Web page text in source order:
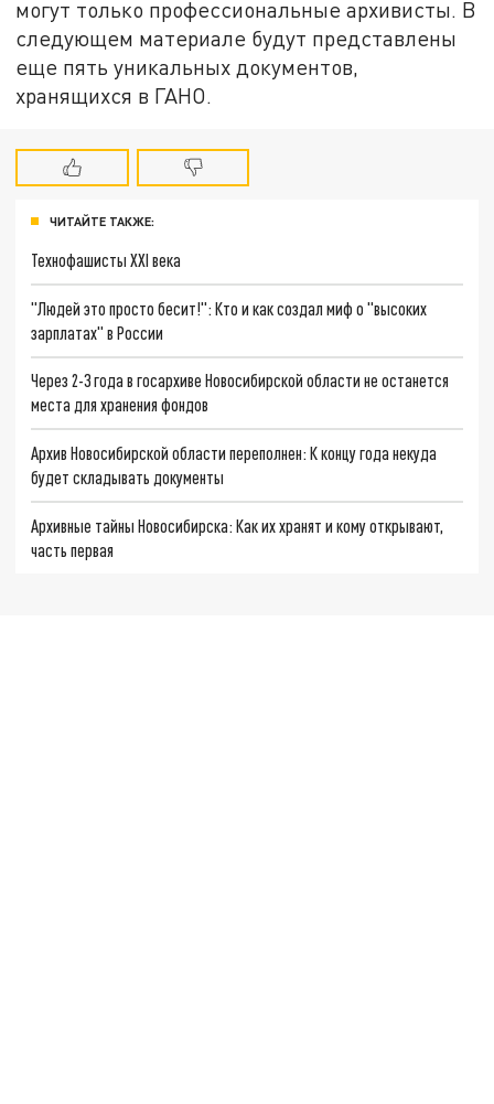
могут только профессиональные архивисты. В
следующем материале будут представлены
еще пять уникальных документов,
хранящихся в ГАНО.
ЧИТАЙТЕ ТАКЖЕ:
Технофашисты XXI века
"Людей это просто бесит!": Кто и как создал миф о "высоких
зарплатах" в России
Через 2-3 года в госархиве Новосибирской области не останется
места для хранения фондов
Архив Новосибирской области переполнен: К концу года некуда
будет складывать документы
Архивные тайны Новосибирска: Как их хранят и кому открывают,
часть первая